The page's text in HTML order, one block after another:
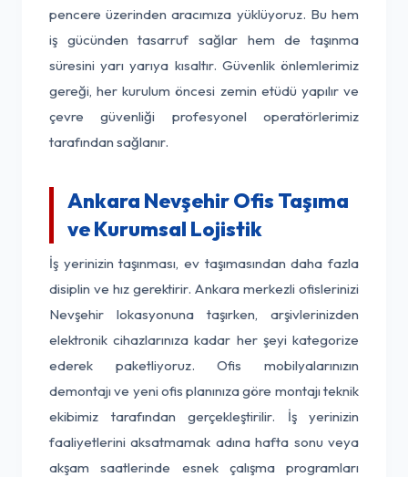
pencere üzerinden aracımıza yüklüyoruz. Bu hem
iş gücünden tasarruf sağlar hem de taşınma
süresini yarı yarıya kısaltır. Güvenlik önlemlerimiz
gereği, her kurulum öncesi zemin etüdü yapılır ve
çevre güvenliği profesyonel operatörlerimiz
tarafından sağlanır.
Ankara Nevşehir Ofis Taşıma
ve Kurumsal Lojistik
İş yerinizin taşınması, ev taşımasından daha fazla
disiplin ve hız gerektirir. Ankara merkezli ofislerinizi
Nevşehir lokasyonuna taşırken, arşivlerinizden
elektronik cihazlarınıza kadar her şeyi kategorize
ederek paketliyoruz. Ofis mobilyalarınızın
demontajı ve yeni ofis planınıza göre montajı teknik
ekibimiz tarafından gerçekleştirilir. İş yerinizin
faaliyetlerini aksatmamak adına hafta sonu veya
akşam saatlerinde esnek çalışma programları